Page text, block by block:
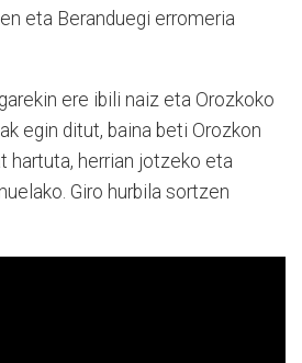
eta Beranduegi erromeria
ere ibili naiz eta Orozkoko
egin ditut, baina beti Orozkon
hartuta, herrian jotzeko eta
Giro hurbila sortzen